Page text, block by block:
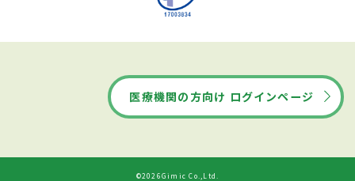
医療機関の方向け ログインページ
©2026Gimic Co.,Ltd.